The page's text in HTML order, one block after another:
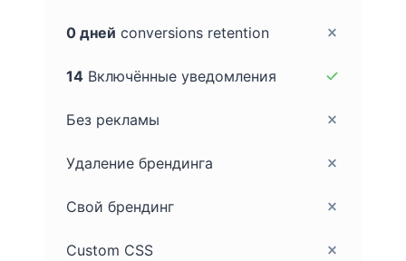
0 дней conversions retention
14 Включённые уведомления
Без рекламы
Удаление брендинга
Свой брендинг
Custom CSS